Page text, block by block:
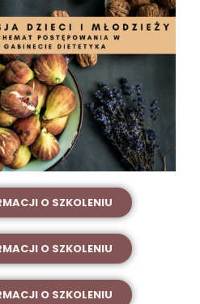
O SZKOLENIU
O SZKOLENIU
O SZKOLENIU